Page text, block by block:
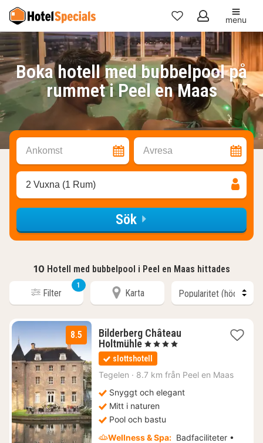
Mina
favoriter
menu
Boka hotell med bubbelpool på
rummet i Peel en Maas
Ankomst Avresa
2 Vuxna (1 Rum)
Sök
10 Hotell med bubbelpool i Peel en Maas hittades
Filter
1
Karta
8.5
Bilderberg Château
Holtmühle1
natt
från
1364
, 4 Stjärnor
slottshotell
Tegelen · 8.7 km från Peel en Maas
Snyggt och elegant
Mitt i naturen
Pool och bastu
Wellness & Spa: Badfaciliteter •